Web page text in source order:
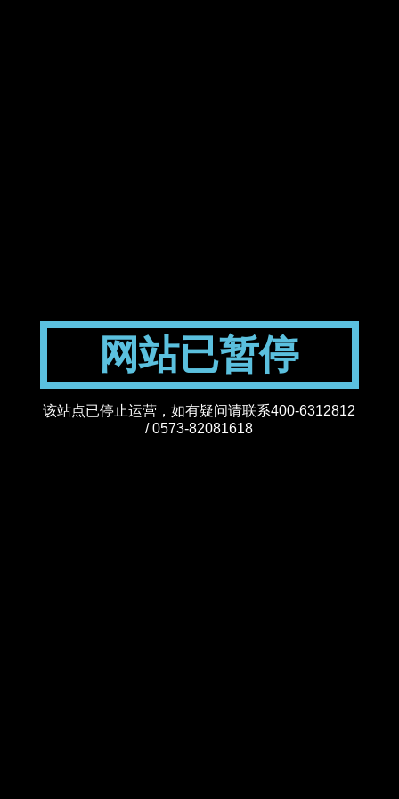
网站已暂停
该站点已停止运营，如有疑问请联系400-6312812
/ 0573-82081618